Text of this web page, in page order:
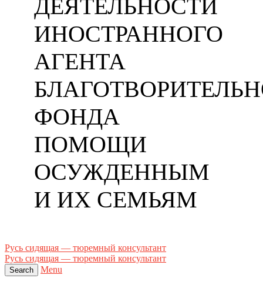
ДЕЯТЕЛЬНОСТИ
ИНОСТРАННОГО
АГЕНТА
ФОНДА
ПОМОЩИ
ОСУЖДЕННЫМ
И ИХ СЕМЬЯМ
Русь сидящая — тюремный консультант
Русь сидящая — тюремный консультант
Search Menu